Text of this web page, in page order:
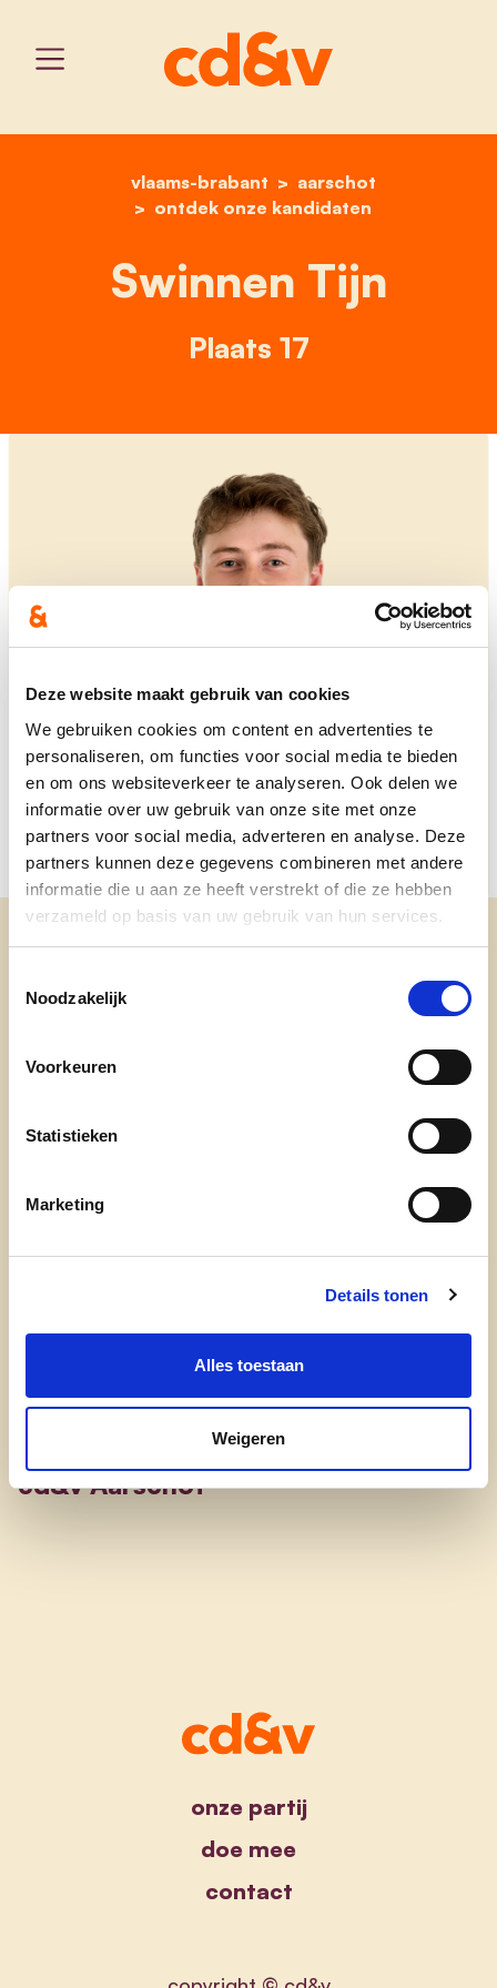
Deze website maakt gebruik van cookies
We gebruiken cookies om content en advertenties te
personaliseren, om functies voor social media te bieden
en om ons websiteverkeer te analyseren. Ook delen we
informatie over uw gebruik van onze site met onze
partners voor social media, adverteren en analyse. Deze
partners kunnen deze gegevens combineren met andere
informatie die u aan ze heeft verstrekt of die ze hebben
verzameld op basis van uw gebruik van hun services.
Noodzakelijk
Voorkeuren
Statistieken
Marketing
Details tonen
Alles toestaan
Weigeren
home
vlaams-brabant
aarschot
ontdek onze kandidaten
swinnen tijn
Swinnen Tijn
Plaats 17
Ik wil me inzetten voor de jeugd en sport in
Aarschot. Als lid van Chiro Rillaar, tapper in ‘Den
Draad’ en voetballer bij Klimop Begijnendijk hoop
Tel: 0476/022595
cd&v Aarschot
onze partij
doe mee
contact